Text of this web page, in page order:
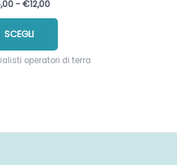
-€12,00Fascia
€6,00
a
SCEGLI
Questo
ha
più
operatori di terra